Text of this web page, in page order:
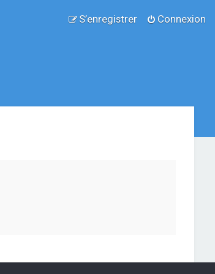
Connexion
S’enregistrer